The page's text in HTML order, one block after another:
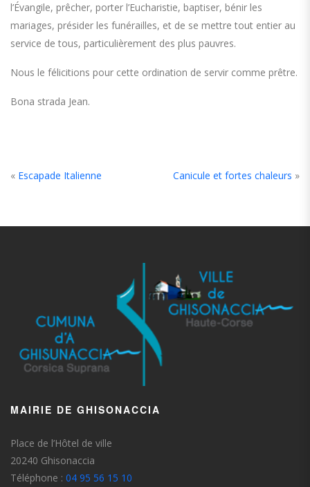
l’Évangile, prêcher, porter l’Eucharistie, baptiser, bénir les
mariages, présider les funérailles, et de se mettre tout entier au
service de tous, particulièrement des plus pauvres.
Nous le félicitions pour cette ordination de servir comme prêtre.
Bona strada Jean.
« Escapade Italienne Canicule et fortes chaleurs »
MAIRIE DE GHISONACCIA
Place de l’Hôtel de ville
20240 Ghisonaccia
Téléphone : 04 95 56 15 10